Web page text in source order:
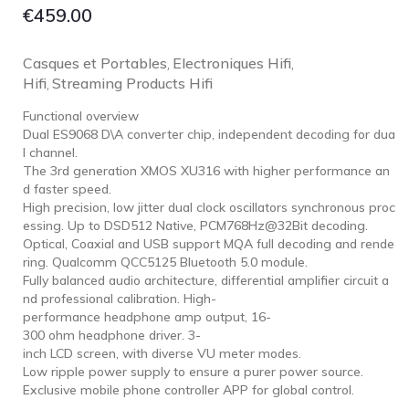
€459.00
Casques et Portables Electroniques Hifi
Hifi Streaming Products Hifi
Functional overview
Dual ES9068 D\A converter chip, independent decoding for dua
l channel.
The 3rd generation XMOS XU316 with higher performance an
d faster speed.
High precision, low jitter dual clock oscillators synchronous proc
essing. Up to DSD512 Native, PCM768Hz@32Bit decoding.
Optical, Coaxial and USB support MQA full decoding and rende
ring. Qualcomm QCC5125 Bluetooth 5.0 module.
Fully balanced audio architecture, differential amplifier circuit a
nd professional calibration. High-
performance headphone amp output, 16-
300 ohm headphone driver. 3-
inch LCD screen, with diverse VU meter modes.
Low ripple power supply to ensure a purer power source.
Exclusive mobile phone controller APP for global control.